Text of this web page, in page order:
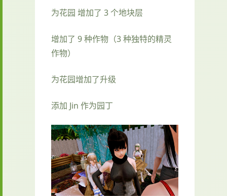
为花园 增加了 3 个地块层
增加了 9 种作物（3 种独特的精灵
作物）
为花园增加了升级
添加 Jin 作为园丁